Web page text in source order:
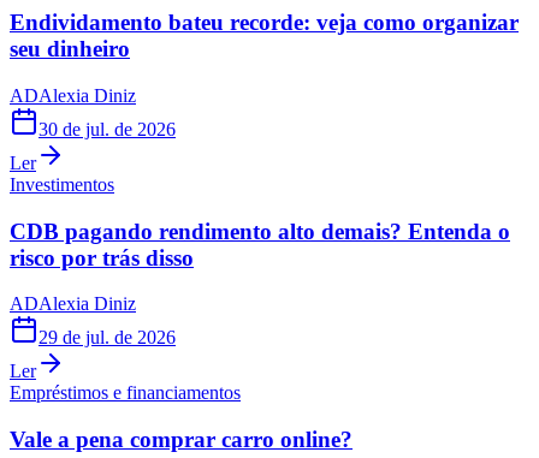
Endividamento bateu recorde: veja como organizar
seu dinheiro
ADAlexia Diniz
30 de jul. de 2026
Ler
Investimentos
CDB pagando rendimento alto demais? Entenda o
risco por trás disso
ADAlexia Diniz
29 de jul. de 2026
Ler
Empréstimos e financiamentos
Vale a pena comprar carro online?